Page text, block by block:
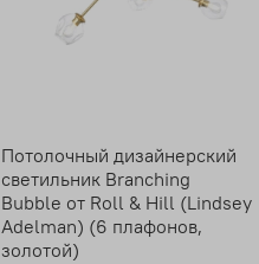
Потолочный дизайнерский
светильник Branching
Bubble от Roll & Hill (Lindsey
Adelman) (6 плафонов,
золотой)